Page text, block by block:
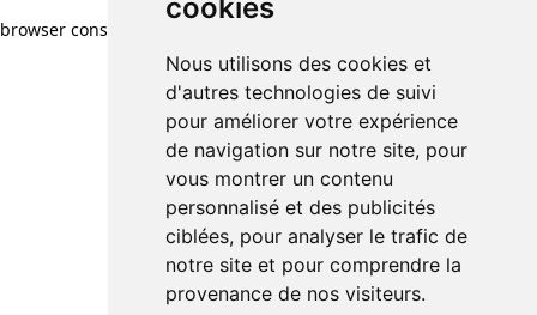
cookies
Nous utilisons des cookies et
d'autres technologies de suivi
pour améliorer votre expérience
de navigation sur notre site, pour
vous montrer un contenu
personnalisé et des publicités
ciblées, pour analyser le trafic de
notre site et pour comprendre la
provenance de nos visiteurs.
browser console for more information)